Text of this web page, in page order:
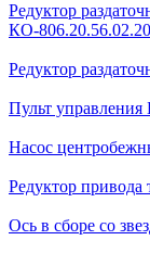
Редуктор
КО-
Редуктор
Пульт
Насос
Редуктор привода
Ось в сборе со